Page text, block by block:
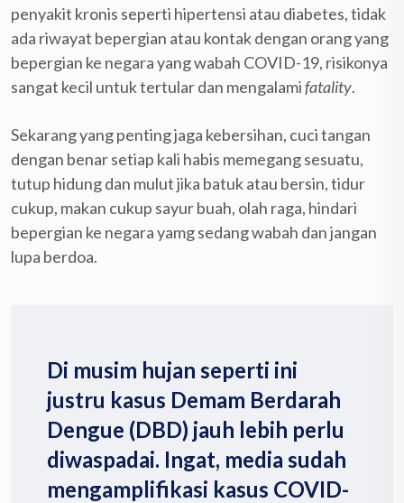
penyakit kronis seperti hipertensi atau diabetes, tidak
ada riwayat bepergian atau kontak dengan orang yang
bepergian ke negara yang wabah COVID-19, risikonya
sangat kecil untuk tertular dan mengalamifatality.
Sekarang yang penting jaga kebersihan, cuci tangan
dengan benar setiap kali habis memegang sesuatu,
tutup hidung dan mulut jika batuk atau bersin, tidur
cukup, makan cukup sayur buah, olah raga, hindari
bepergian ke negara yamg sedang wabah dan jangan
lupa berdoa.
Di musim hujan seperti ini
justru kasus Demam Berdarah
Dengue (DBD) jauh lebih perlu
diwaspadai. Ingat, media sudah
mengamplifikasi kasus COVID-